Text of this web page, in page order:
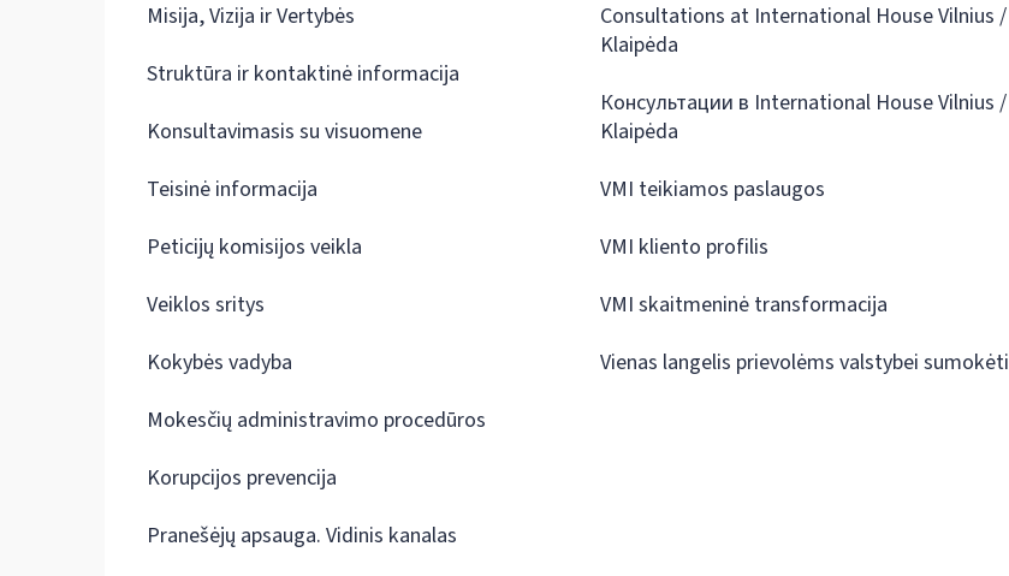
Misija, Vizija ir Vertybės
Struktūra ir kontaktinė informacija
Konsultavimasis su visuomene
Teisinė informacija
Peticijų komisijos veikla
Veiklos sritys
Kokybės vadyba
Mokesčių administravimo procedūros
Korupcijos prevencija
Pranešėjų apsauga. Vidinis kanalas
Consultations at International House Vilnius /
Klaipėda
Консультации в International House Vilnius /
Klaipėda
VMI teikiamos paslaugos
VMI kliento profilis
VMI skaitmeninė transformacija
Vienas langelis prievolėms valstybei sumokėti